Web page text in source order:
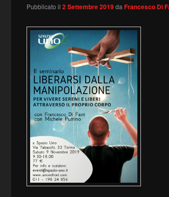
Pubblicato il 2 Settembre 2019da Francesco Di